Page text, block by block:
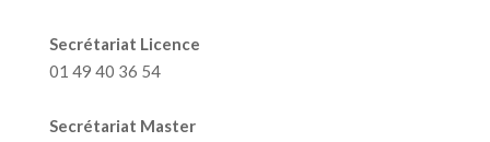
Secrétariat Licence
01 49 40 36 54
Secrétariat Master